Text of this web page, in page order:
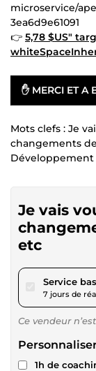
microservice/
3ea6d9e61091
👉 5,78 $US"
✋ MERCI ET A
Mots clefs : Je
changements
Je vais
etc
Service
7 jours de
Ce vendeur
1h de